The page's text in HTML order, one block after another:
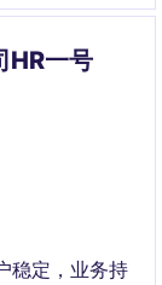
HR一号
稳定，业务持